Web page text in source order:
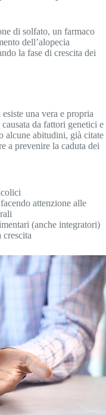
di solfato, un farmaco
dell’alopecia
la fase di crescita dei
una vera e propria
da fattori genetici e
alcune abitudini, già citate
a prevenire la caduta dei
attenzione alle
(anche integratori)